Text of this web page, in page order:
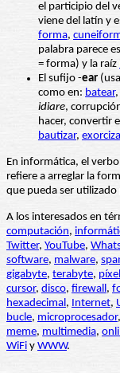
el participio del
viene del latín y
forma,
palabra parece
= forma) y la raíz
El sufijo -ear
como en: batear,
idiare,
hacer, convertir
bautizar,
En informática, el
refiere a arreglar la
que pueda ser
A los interesados en
computación,
Twitter, YouTube,
software, malware,
gigabyte, terabyte, píxel
cursor, disco, firewall,
hexadecimal, Internet,
bucle, microprocesador,
meme, multimedia,
WiFi y WWW.